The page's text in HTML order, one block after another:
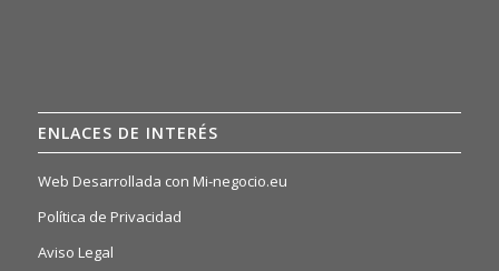
ENLACES DE INTERÉS
Web Desarrollada con Mi-negocio.eu
Política de Privacidad
Aviso Legal